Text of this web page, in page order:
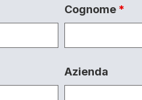
Cognome *
Azienda